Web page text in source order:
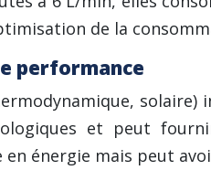
de la
performance
et peut
énergie mais peut